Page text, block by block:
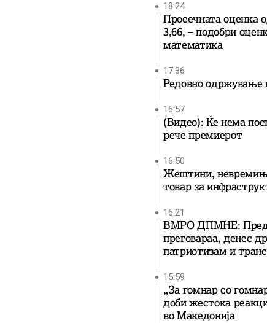
18:24
Просечната оценка
3,66, – подобри
математика
17:36
Редовно одржување
16:57
(Видео): Ќе нема
рече премиерот
16:50
Жештини,
товар за
16:21
ВМРО ДПМНЕ:
преговараа, денес
патриотизам и
15:59
„За гомнар со
доби жестока
во Македонија